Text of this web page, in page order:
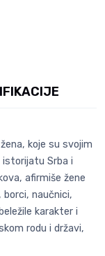
koje su svojim
Srba i
afirmiše žene
borci, naučnici,
karakter i
rodu i državi,